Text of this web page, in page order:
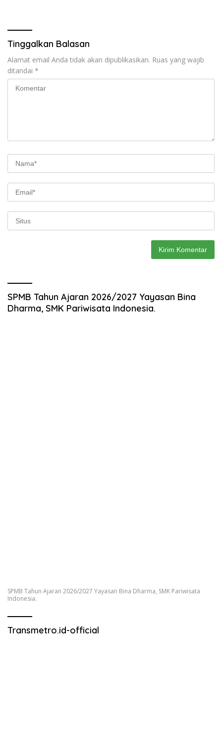
Tinggalkan Balasan
Alamat email Anda tidak akan dipublikasikan. Ruas yang wajib
ditandai *
SPMB Tahun Ajaran 2026/2027 Yayasan Bina
Dharma, SMK Pariwisata Indonesia.
SPMB Tahun Ajaran 2026/2027 Yayasan Bina Dharma, SMK Pariwisata
Indonesia.
Transmetro.id-official